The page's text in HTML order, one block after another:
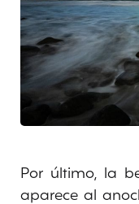
Por último, la
aparece al